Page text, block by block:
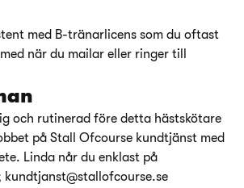
med B-tränarlicens som du oftast
när du mailar eller ringer till
och rutinerad före detta hästskötare
på Stall Ofcourse kundtjänst med
Linda når du enklast på
kundtjanst@stallofcourse.se